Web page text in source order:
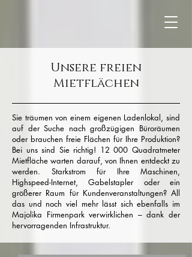
Unsere freien
Mietflächen
Sie träumen von einem eigenen Ladenlokal, sind
auf der Suche nach großzügigen Büroräumen
oder brauchen freie Flächen für Ihre Produktion?
Bei uns sind Sie richtig! 12 000 Quadratmeter
Mietfläche warten darauf, von Ihnen entdeckt zu
werden. Starkstrom für Ihre Maschinen,
Highspeed-Internet, Gabelstapler oder ein
größerer Raum für Kundenveranstaltungen? All
das und noch viel mehr lässt sich ebenfalls im
Majolika Firmenpark verwirklichen ­– dank der
hervorragenden Infrastruktur.